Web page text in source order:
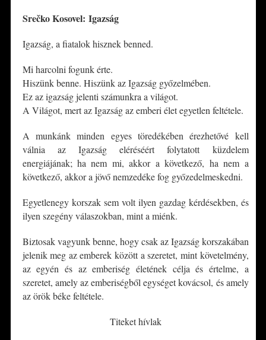
Srečko Kosovel: Igazság
Igazság, a fiatalok hisznek benned.
Mi harcolni fogunk érte.
Hiszünk benne. Hiszünk az Igazság győzelmében.
Ez az igazság jelenti számunkra a világot.
A Világot, mert az Igazság az emberi élet egyetlen feltétele.
A munkánk minden egyes töredékében érezhetővé kell
válnia az Igazság eléréséért folytatott küzdelem
energiájának; ha nem mi, akkor a következő, ha nem a
következő, akkor a jövő nemzedéke fog győzedelmeskedni.
Egyetlenegy korszak sem volt ilyen gazdag kérdésekben, és
ilyen szegény válaszokban, mint a miénk.
Biztosak vagyunk benne, hogy csak az Igazság korszakában
jelenik meg az emberek között a szeretet, mint követelmény,
az egyén és az emberiség életének célja és értelme, a
szeretet, amely az emberiségből egységet kovácsol, és amely
az örök béke feltétele.
Titeket hívlak